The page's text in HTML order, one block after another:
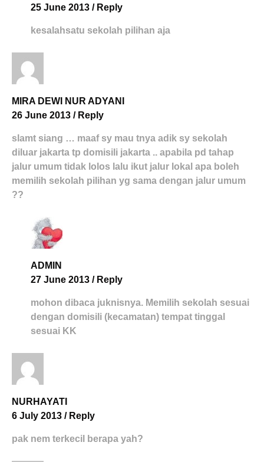
25 June 2013 / Reply
kesalahsatu sekolah pilihan aja
MIRA DEWI NUR ADYANI
26 June 2013 / Reply
slamt siang … maaf sy mau tnya adik sy sekolah
diluar jakarta tp domisili jakarta .. apabila pd tahap
jalur umum tidak lolos lalu ikut jalur lokal apa boleh
memilih sekolah pilihan yg sama dengan jalur umum
??
ADMIN
27 June 2013 / Reply
mohon dibaca juknisnya. Memilih sekolah sesuai
dengan domisili (kecamatan) tempat tinggal
sesuai KK
NURHAYATI
6 July 2013 / Reply
pak nem terkecil berapa yah?